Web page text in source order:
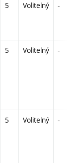
5 Volitelný -
5 Volitelný -
5 Volitelný -